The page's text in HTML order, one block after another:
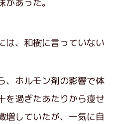
あった。
、和樹に言っていない
、ホルモン剤の影響で体
を過ぎたあたりから瘦せ
増していたが、一気に自